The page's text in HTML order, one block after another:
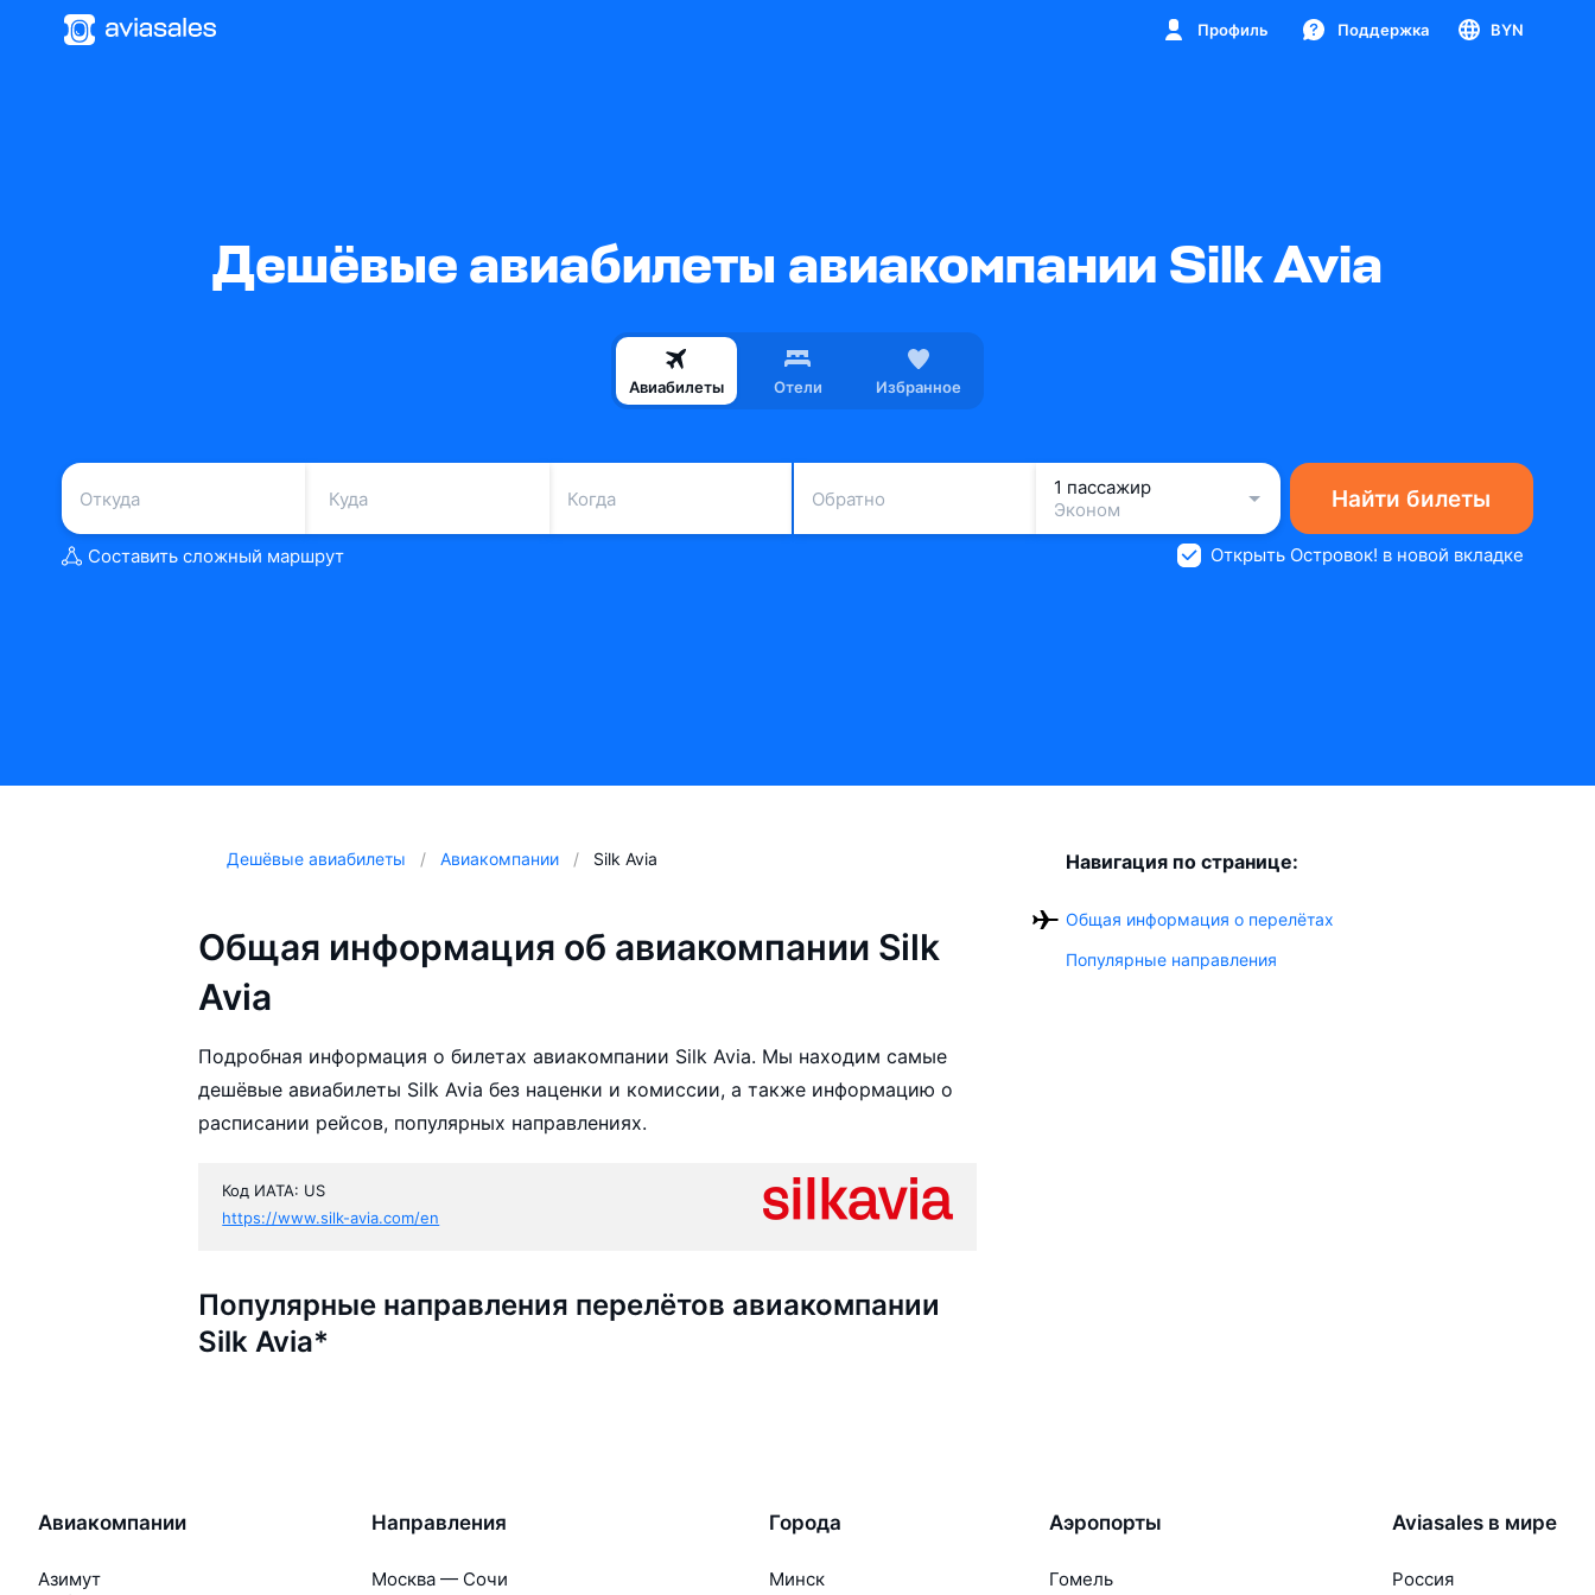
Профиль Поддержка BYN
Дешёвые авиабилеты авиакомпании Silk Avia
Авиабилеты Отели Избранное
Когда Обратно
1 пассажир
Эконом
Найти билеты
Составить сложный маршрут Открыть Островок! в новой вкладке
Дешёвые авиабилеты Авиакомпании Silk Avia
Общая информация об авиакомпании Silk
Avia
Подробная информация о билетах авиакомпании Silk Avia. Мы находим самые
дешёвые авиабилеты Silk Avia без наценки и комиссии, а также информацию о
расписании рейсов, популярных направлениях.
Код ИАТА: US
https://www.silk-avia.com/en
Популярные направления перелётов авиакомпании
Silk Avia*
Навигация по странице:
Общая информация о перелётах
Популярные направления
Авиакомпании
Азимут
Направления
Москва — Сочи
Города
Минск
Аэропорты
Гомель
Aviasales в мире
Россия